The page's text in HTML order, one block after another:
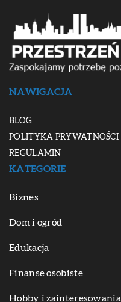
NAWIGACJA
BLOG
POLITYKA PRYWATNOŚCI
REGULAMIN
KATEGORIE
Biznes
Dom i ogród
Edukacja
Finanse osobiste
Hobby i zainteresowania